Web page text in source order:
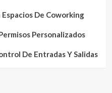
De Coworking
Personalizados
De Entradas Y Salidas